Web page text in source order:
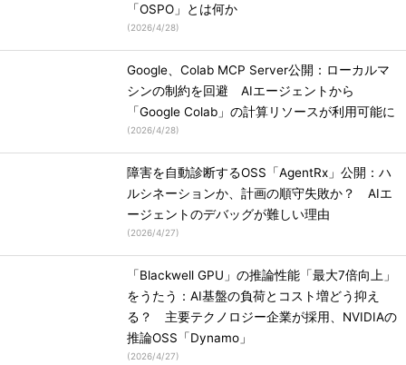
「OSPO」とは何か
(2026/4/28)
Google、Colab MCP Server公開：ローカルマ
シンの制約を回避 AIエージェントから
「Google Colab」の計算リソースが利用可能に
(2026/4/28)
障害を自動診断するOSS「AgentRx」公開：ハ
ルシネーションか、計画の順守失敗か？ AIエ
ージェントのデバッグが難しい理由
(2026/4/27)
「Blackwell GPU」の推論性能「最大7倍向上」
をうたう：AI基盤の負荷とコスト増どう抑え
る？ 主要テクノロジー企業が採用、NVIDIAの
推論OSS「Dynamo」
(2026/4/27)